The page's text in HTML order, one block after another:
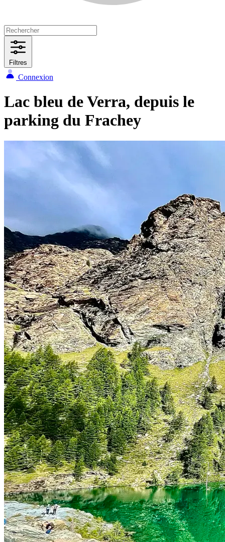
Filtres
Connexion
Lac bleu de Verra, depuis le
parking du Frachey